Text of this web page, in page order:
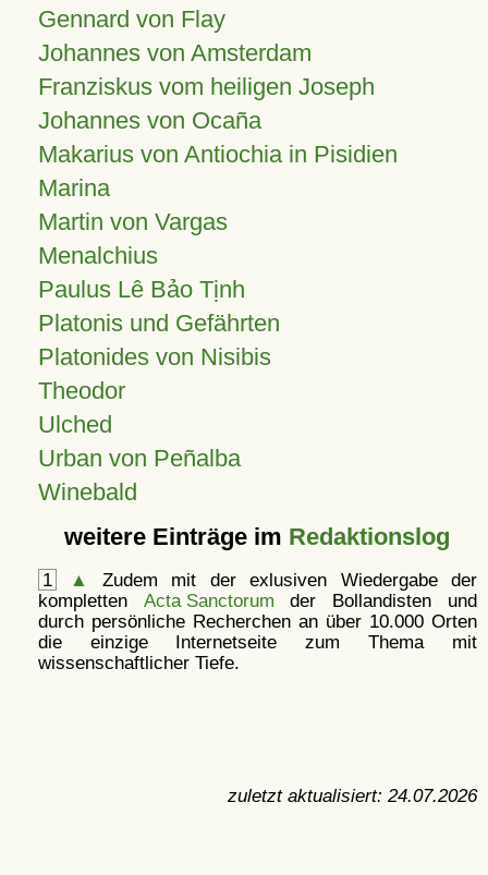
Gennard von Flay
Johannes von Amsterdam
Franziskus vom heiligen Joseph
Johannes von Ocaña
Makarius von Antiochia in Pisidien
Marina
Martin von Vargas
Menalchius
Paulus Lê Bảo Tịnh
Platonis und Gefährten
Platonides von Nisibis
Theodor
Ulched
Urban von Peñalba
Winebald
weitere Einträge im Redaktionslog
1 ▲
Zudem mit der exlusiven Wiedergabe der
kompletten Acta Sanctorum der Bollandisten und
durch persönliche Recherchen an über 10.000 Orten
die einzige Internetseite zum Thema mit
wissenschaftlicher Tiefe.
zuletzt aktualisiert: 24.07.2026